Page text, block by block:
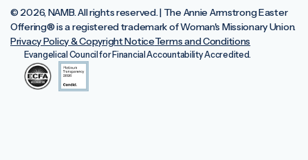
© 2026, NAMB. All rights reserved. | The Annie Armstrong Easter
Offering®️ is a registered trademark of Woman's Missionary Union.
Privacy Policy & Copyright NoticeTerms and Conditions
Evangelical Council for Financial Accountability Accredited.